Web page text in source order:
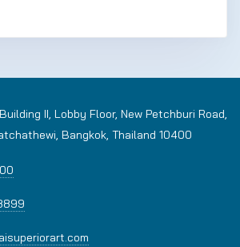
II, Lobby Floor, New Petchburi Road,
Bangkok, Thailand 10400